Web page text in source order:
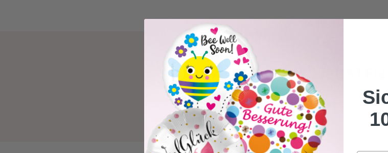
WIE ANDERE DIE LIEBSTEN